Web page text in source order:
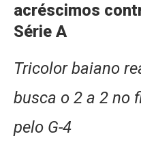
acréscimos
Série A
Tricolor baiano
busca o 2 a 2 no
pelo G-4